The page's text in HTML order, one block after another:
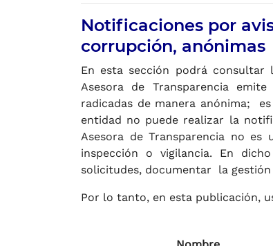
Notificaciones por
corrupción, anónimas
En esta sección podrá
Asesora de Transparencia
radicadas de manera anónima;
entidad no puede realizar la
Asesora de Transparencia no
inspección o vigilancia. En
solicitudes, documentar la
Por lo tanto, en esta publicación,